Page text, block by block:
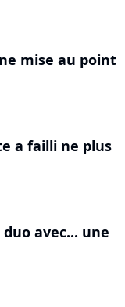
mise au point
a failli ne plus
avec... une